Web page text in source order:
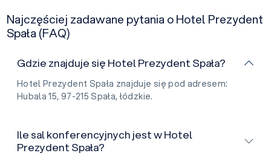
Najczęściej zadawane pytania o Hotel Prezydent
Spała (FAQ)
Gdzie znajduje się Hotel Prezydent Spała?
Hotel Prezydent Spała znajduje się pod adresem:
Hubala 15, 97-215 Spała, łódzkie.
Ile sal konferencyjnych jest w Hotel
Prezydent Spała?